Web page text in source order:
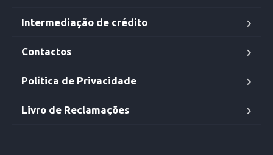
Intermediação de crédito
Contactos
Política de Privacidade
Livro de Reclamações